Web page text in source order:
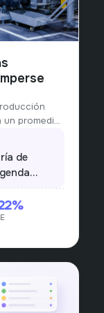
un promedio
de